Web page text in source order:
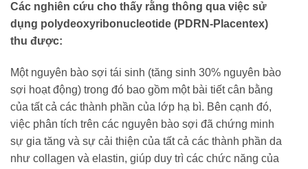
Các nghiên cứu cho thấy rằng thông qua việc sử
dụng polydeoxyribonucleotide (PDRN-Placentex)
thu được:
Một nguyên bào sợi tái sinh (tăng sinh 30% nguyên bào
sợi hoạt động) trong đó bao gồm một bài tiết cân bằng
của tất cả các thành phần của lớp hạ bì. Bên cạnh đó,
việc phân tích trên các nguyên bào sợi đã chứng minh
sự gia tăng và sự cải thiện của tất cả các thành phần da
như collagen và elastin, giúp duy trì các chức năng của